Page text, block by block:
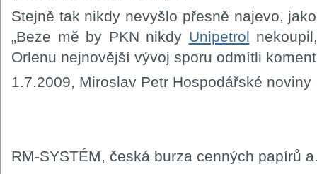
Stejně tak nikdy nevyšlo přesně najevo,
„Beze mě by PKN nikdy Unipetrol
Orlenu nejnovější vývoj sporu odmítli
1.7.2009, Miroslav Petr Hospodářské noviny
RM-SYSTÉM, česká burza cenných papírů